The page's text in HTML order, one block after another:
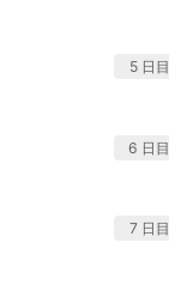
5 日目
6 日目
7 日目